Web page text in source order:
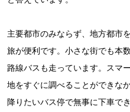
主要都市のみならず、地方都市
旅が便利です。小さな街でも本
路線バスも走っています。スマ
地をすぐに調べることができな
降りたいバス停で無事に下車で